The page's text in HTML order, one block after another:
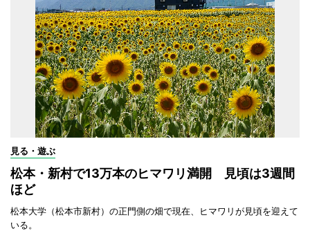
見る・遊ぶ
松本・新村で13万本のヒマワリ満開 見頃は3週間
ほど
松本大学（松本市新村）の正門側の畑で現在、ヒマワリが見頃を迎えて
いる。